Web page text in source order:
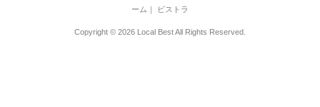
ーム ｜ ビストラ
Copyright © 2026 Local Best All Rights Reserved.